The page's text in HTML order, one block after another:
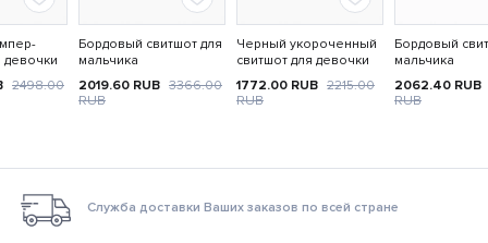
девочки
2498.00
Бордовый свитшот для
мальчика
2019.60 RUB 3366.00
RUB
Черный укороченный
свитшот для девочки
1772.00 RUB 2215.00
RUB
Бордовый
мальчика
2062.40 RUB
RUB
Служба доставки Ваших заказов по всей стране